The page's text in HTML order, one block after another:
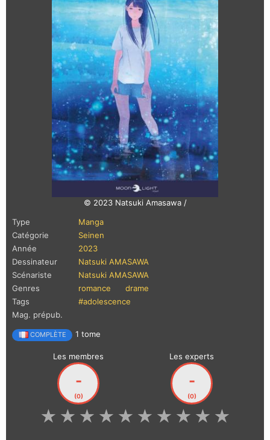
© 2023 Natsuki Amasawa /
Type
Manga
Catégorie
Seinen
Année
2023
Dessinateur
Natsuki AMASAWA
Scénariste
Natsuki AMASAWA
Genres
romance
drame
Tags
#adolescence
Mag. prépub.
COMPLÈTE 1 tome
Les membres
-
(0)
Les experts
-
(0)
★
★
★
★
★
★
★
★
★
★